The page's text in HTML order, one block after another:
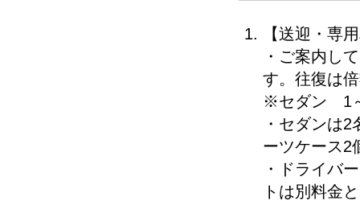
【送迎・専
・ご案内し
す。往復は
※セダン 1
・セダンは
ーツケース2
・ドライバ
トは別料金